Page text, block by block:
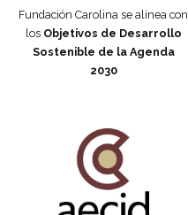
Fundación Carolina se alinea con
los Objetivos de Desarrollo
Sostenible de la Agenda
2030